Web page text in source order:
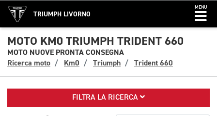
TRIUMPH LIVORNO
MENU
MOTO KM0 TRIUMPH TRIDENT 660
MOTO NUOVE PRONTA CONSEGNA
Ricerca moto
Km0 Triumph Trident 660
FILTRA LA RICERCA